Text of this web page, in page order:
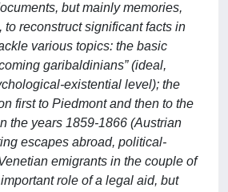
but mainly memories,
to reconstruct significant facts in
various topics: the basic
garibaldinians” (ideal,
existential level); the
first to Piedmont and then to the
the years 1859-1866 (Austrian
escapes abroad, political-
emigrants in the couple of
role of a legal aid, but